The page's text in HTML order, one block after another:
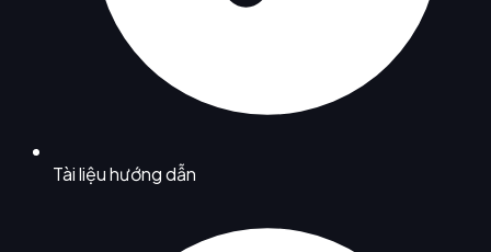
Tài liệu hướng dẫn